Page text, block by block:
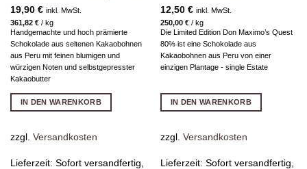
19,90 € inkl. MwSt.
361,82 €/ kg
Handgemachte und hoch prämierte
Schokolade aus seltenen Kakaobohnen
aus Peru mit feinen blumigen und
würzigen Noten und selbstgepresster
Kakaobutter
IN DEN WARENKORB
zzgl. Versandkosten
Lieferzeit: Sofort versandfertig,
12,50 € inkl. MwSt.
250,00 €/ kg
Die Limited Edition Don Maximo’s Quest
80% ist eine Schokolade aus
Kakaobohnen aus Peru von einer
einzigen Plantage - single Estate
IN DEN WARENKORB
zzgl. Versandkosten
Lieferzeit: Sofort versandfertig,